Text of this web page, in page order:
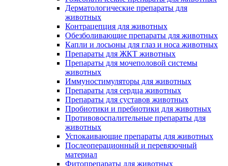
Дерматологические препараты для
животных
Контрацепция для животных
Обезболивающие препараты для животных
Капли и лосьоны для глаз и носа животных
Препараты для ЖКТ животных
Препараты для мочеполовой системы
животных
Иммуностимуляторы для животных
Препараты для сердца животных
Препараты для суставов животных
Пробиотики и пребиотики для животных
Противовоспалительные препараты для
животных
Успокаивающие препараты для животных
Послеоперационный и перевязочный
материал
Фитопрепараты для животных